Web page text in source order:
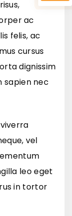
ac
felis, ac
cursus
dignissim
sapien nec
vel
leo eget
in tortor